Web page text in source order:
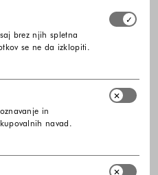
dovolite. Obvezni
brez njih spletna
se ne da izklopiti.
in
navad.